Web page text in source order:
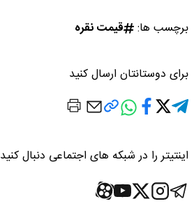
برچسب ها: قیمت نقره
برای دوستانتان ارسال کنید
اینتیتر را در شبکه های اجتماعی دنبال کنید